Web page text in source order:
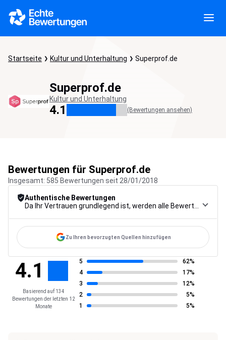
Startseite Kultur und Unterhaltung Superprof.de
Superprof.de
Kultur und Unterhaltung
4.1 (Bewertungen ansehen)
Bewertungen für Superprof.de
Insgesamt: 585 Bewertungen seit 28/01/2018
Authentische Bewertungen
Zu Ihren bevorzugten Quellen hinzufügen
4.1
Basierend auf 134
Bewertungen der letzten 12
Monate
5
62%
4
17%
3
12%
2
5%
1
5%